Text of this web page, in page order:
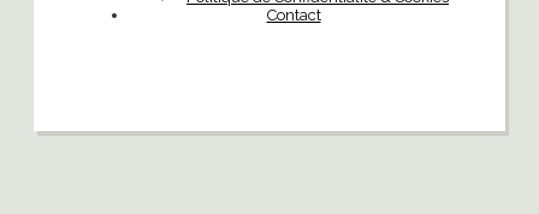
Contact